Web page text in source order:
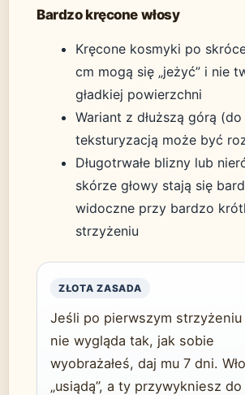
Bardzo kręcone włosy
Kręcone kosmyki po
cm mogą się „jeżyć” i nie
gładkiej powierzchni
Wariant z dłuższą górą
teksturyzacją może być
Długotrwałe blizny lub
skórze głowy stają się
widoczne przy bardzo
strzyżeniu
ZŁOTA ZASADA
Jeśli po pierwszym
nie wygląda tak, jak sobie
wyobrażałeś, daj mu 7 dni.
„usiądą”, a ty przywykniesz